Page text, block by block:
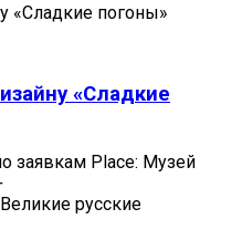
«Сладкие погоны»
«Сладкие
заявкам Place: Музей
русские